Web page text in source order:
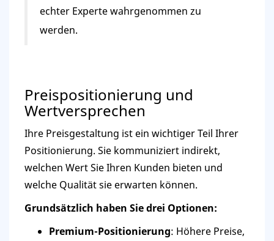
echter Experte wahrgenommen zu
werden.
Preispositionierung und
Wertversprechen
Ihre Preisgestaltung ist ein wichtiger Teil Ihrer
Positionierung. Sie kommuniziert indirekt,
welchen Wert Sie Ihren Kunden bieten und
welche Qualität sie erwarten können.
Grundsätzlich haben Sie drei Optionen:
Premium-Positionierung: Höhere Preise,